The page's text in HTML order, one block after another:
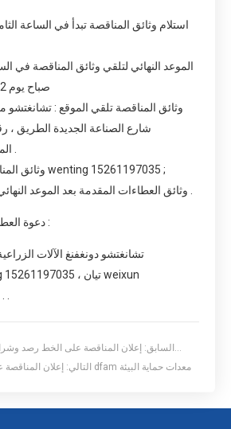
صباح يوم 22 تموز / يوليه 2024 ؛
4 ، وثائق المناقصة المتلقي : نيو wenting 15261197035 ;
5 . دعوة العطاء تفاصيل الاتصال :
تشانغتشو دونغفنغ الآلات
السابق: إعلان المناقصة على الخط رصد
التالي: إعلان المناقصة على الانترنت رصد وقبول dfam معدات حماية البيئة